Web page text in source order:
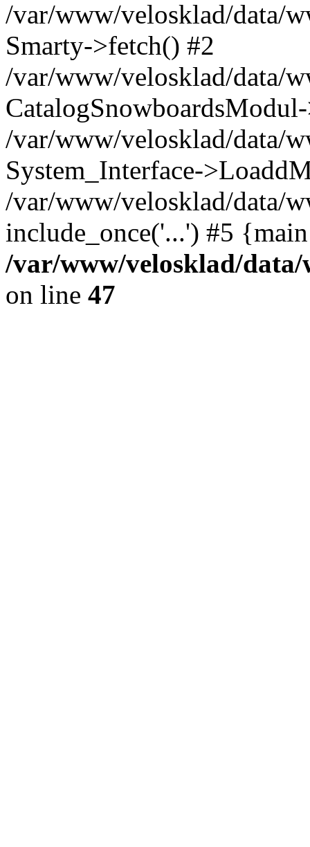
/var/www/velosklad/data/
Smarty->fetch() #2
/var/www/velosklad/data/
/var/www/velosklad/data/
System_Interface-
/var/www/velosklad/data/
include_once('...') #5
/var/www/velosklad/
on line 47